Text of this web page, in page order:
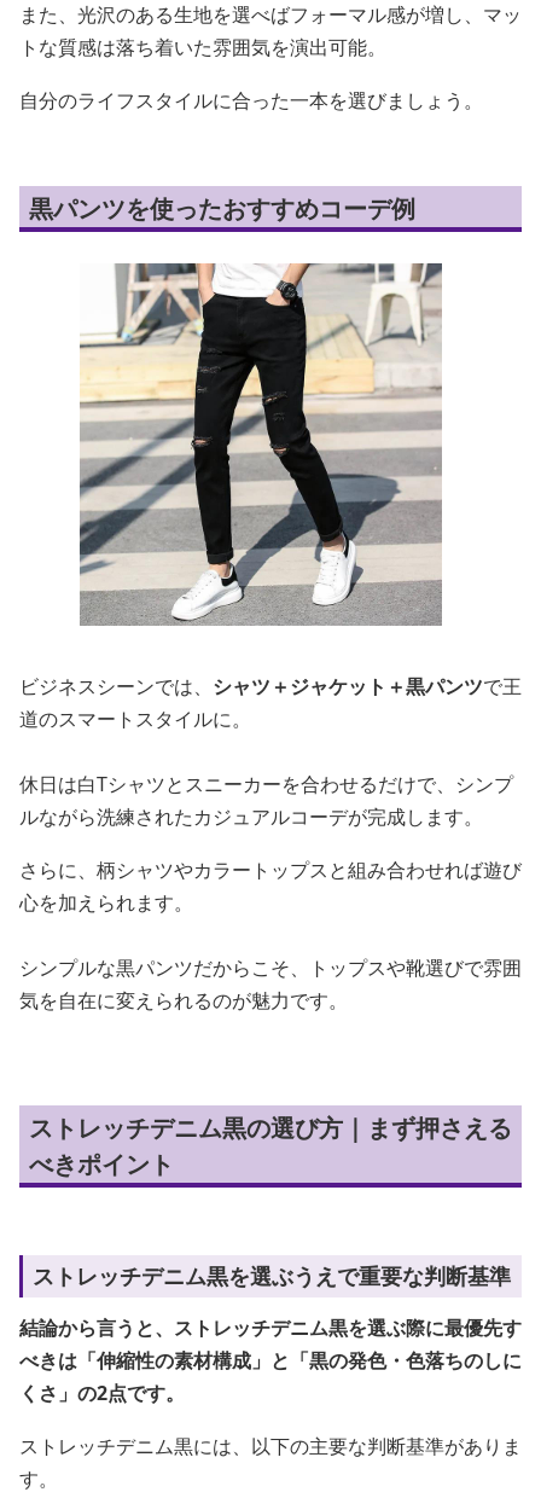
また、光沢のある生地を選べばフォーマル感が増し、マッ
トな質感は落ち着いた雰囲気を演出可能。
自分のライフスタイルに合った一本を選びましょう。
黒パンツを使ったおすすめコーデ例
ビジネスシーンでは、 シャツ＋ジャケット＋黒パンツで王
道のスマートスタイルに。
休日は白Tシャツとスニーカーを合わせるだけで、シンプ
ルながら洗練されたカジュアルコーデが完成します。
さらに、柄シャツやカラートップスと組み合わせれば遊び
心を加えられます。
シンプルな黒パンツだからこそ、トップスや靴選びで雰囲
気を自在に変えられるのが魅力です。
ストレッチデニム黒の選び方｜まず押さえる
べきポイント
ストレッチデニム黒を選ぶうえで重要な判断基準
結論から言うと、ストレッチデニム黒を選ぶ際に最優先す
べきは「伸縮性の素材構成」と「黒の発色・色落ちのしに
くさ」の2点です。
ストレッチデニム黒には、以下の主要な判断基準がありま
す。